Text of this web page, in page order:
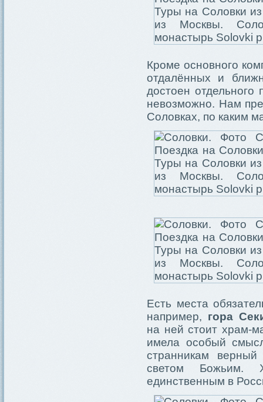
Кроме основного
отдалённых и
достоен
невозможно. Нам
Соловках, по каким
Есть места
например, гора
на ней стоит храм-
имела особый
странникам
светом Божьим.
единственным в